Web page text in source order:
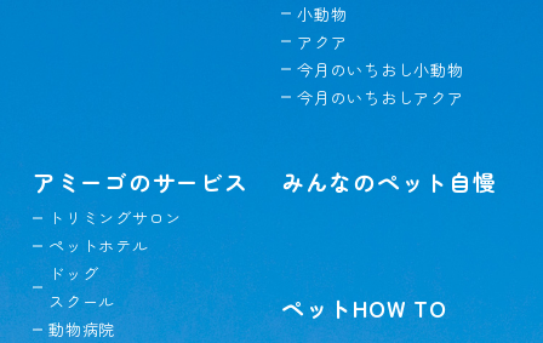
小動物
アクア
今月のいちおし小動物
今月のいちおしアクア
アミーゴのサービス
トリミングサロン
ペットホテル
ドッグ
スクール
動物病院
みんなのペット自慢
ペットHOW TO